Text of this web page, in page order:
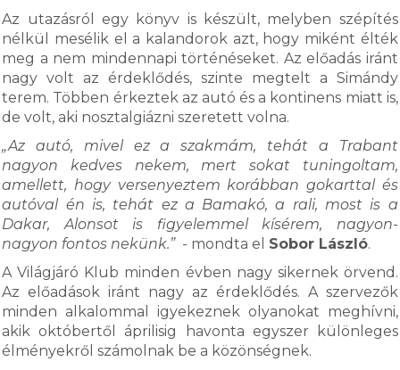
Az utazásról egy könyv is készült, melyben szépítés
nélkül mesélik el a kalandorok azt, hogy miként élték
meg a nem mindennapi történéseket. Az előadás iránt
nagy volt az érdeklődés, szinte megtelt a Simándy
terem. Többen érkeztek az autó és a kontinens miatt is,
de volt, aki nosztalgiázni szeretett volna.
„Az autó, mivel ez a szakmám, tehát a Trabant
nagyon kedves nekem, mert sokat tuningoltam,
amellett, hogy versenyeztem korábban gokarttal és
autóval én is, tehát ez a Bamakó, a rali, most is a
Dakar, Alonsot is figyelemmel kísérem, nagyon-
nagyon fontos nekünk.” - mondta el Sobor László.
A Világjáró Klub minden évben nagy sikernek örvend.
Az előadások iránt nagy az érdeklődés. A szervezők
minden alkalommal igyekeznek olyanokat meghívni,
akik októbertől áprilisig havonta egyszer különleges
élményekről számolnak be a közönségnek.